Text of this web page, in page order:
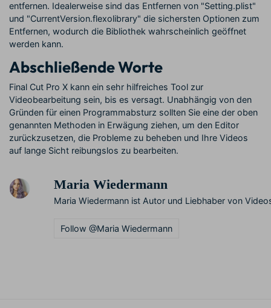
entfernen. Idealerweise sind das Entfernen von "Setting.plist"
und "CurrentVersion.flexolibrary" die sichersten Optionen zum
Entfernen, wodurch die Bibliothek wahrscheinlich geöffnet
werden kann.
Abschließende Worte
Final Cut Pro X kann ein sehr hilfreiches Tool zur
Videobearbeitung sein, bis es versagt. Unabhängig von den
Gründen für einen Programmabsturz sollten Sie eine der oben
genannten Methoden in Erwägung ziehen, um den Editor
zurückzusetzen, die Probleme zu beheben und Ihre Videos
auf lange Sicht reibungslos zu bearbeiten.
Maria Wiedermann
Maria Wiedermann ist Autor und Liebhaber von
Follow @Maria Wiedermann